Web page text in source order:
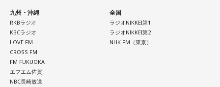
九州・沖縄
RKBラジオ
KBCラジオ
LOVE FM
CROSS FM
FM FUKUOKA
エフエム佐賀
NBC長崎放送
全国
ラジオNIKKEI第1
ラジオNIKKEI第2
NHK FM（東京）